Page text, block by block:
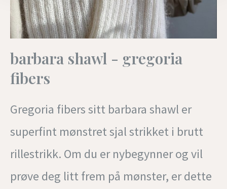
barbara shawl - gregoria
fibers
Gregoria fibers sitt barbara shawl er
superfint mønstret sjal strikket i brutt
rillestrikk. Om du er nybegynner og vil
prøve deg litt frem på mønster, er dette